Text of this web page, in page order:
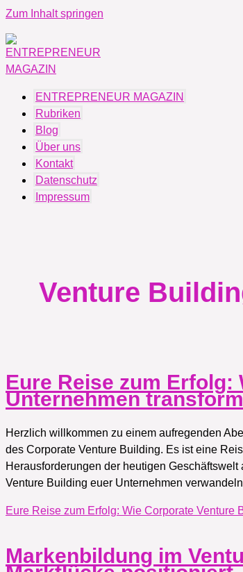
Zum Inhalt springen
ENTREPRENEUR MAGAZIN
Rubriken
Blog
Über uns
Kontakt
Datenschutz
Impressum
Venture
Eure Reise zum
Unternehmen
Herzlich willkommen zu einem aufregenden
des Corporate Venture Building. Es ist eine
Herausforderungen der heutigen
Venture Building euer Unternehmen
Eure Reise zum Erfolg: Wie Corporate
Markenbildung im